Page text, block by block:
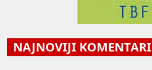
NAJNOVIJI KOMENTARI